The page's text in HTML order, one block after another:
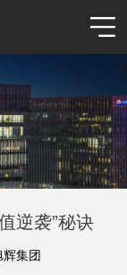
逆袭”秘诀
集团